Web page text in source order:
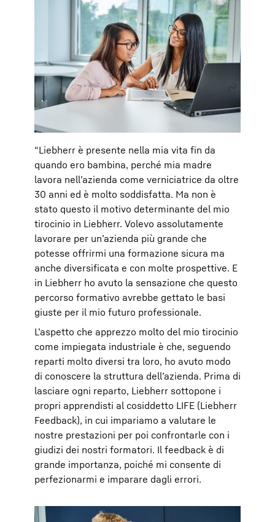
“Liebherr è presente nella mia vita fin da
quando ero bambina, perché mia madre
lavora nell’azienda come verniciatrice da oltre
30 anni ed è molto soddisfatta. Ma non è
stato questo il motivo determinante del mio
tirocinio in Liebherr. Volevo assolutamente
lavorare per un’azienda più grande che
potesse offrirmi una formazione sicura ma
anche diversificata e con molte prospettive. E
in Liebherr ho avuto la sensazione che questo
percorso formativo avrebbe gettato le basi
giuste per il mio futuro professionale.
L’aspetto che apprezzo molto del mio tirocinio
come impiegata industriale è che, seguendo
reparti molto diversi tra loro, ho avuto modo
di conoscere la struttura dell’azienda. Prima di
lasciare ogni reparto, Liebherr sottopone i
propri apprendisti al cosiddetto LIFE (Liebherr
Feedback), in cui impariamo a valutare le
nostre prestazioni per poi confrontarle con i
giudizi dei nostri formatori. Il feedback è di
grande importanza, poiché mi consente di
perfezionarmi e imparare dagli errori.